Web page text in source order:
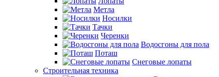
Метла
Носилки
Тачки
Черенки
Водосгоны для пола
Поташ
Снеговые лопаты
Строительная техника